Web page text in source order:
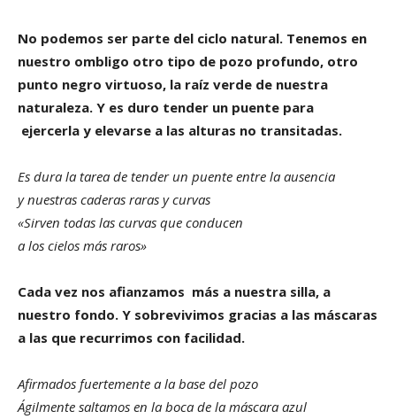
No podemos ser parte del ciclo natural. Tenemos en
nuestro ombligo otro tipo de pozo profundo, otro
punto negro virtuoso, la raíz verde de nuestra
naturaleza. Y es duro tender un puente para
ejercerla y elevarse a las alturas no transitadas.
Es dura la tarea de tender un puente entre la ausencia
y nuestras caderas raras y curvas
«Sirven todas las curvas que conducen
a los cielos más raros»
Cada vez nos afianzamos más a nuestra silla, a
nuestro fondo. Y sobrevivimos gracias a las máscaras
a las que recurrimos con facilidad.
Afirmados fuertemente a la base del pozo
Ágilmente saltamos en la boca de la máscara azul